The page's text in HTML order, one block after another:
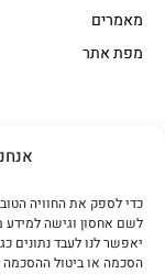
לשם אחסון וגישה למידע
יאפשר לנו לעבד נתונים
הסכמה או ביטול ההסכמה
אווז
בשר בקר עגלה משובח
מאמרים
מפת אתר